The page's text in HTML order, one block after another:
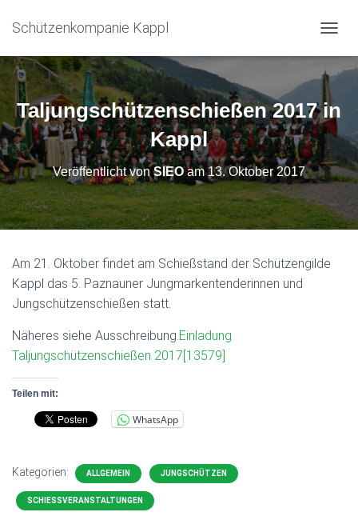
Schützenkompanie Kappl
A
G
A
T
I
O
N
M
S
A
Taljungschützenschießen 2017 in
Kappl
Veröffentlicht vonSIEOam13. Oktober 2017
Am 21. Oktober findet am Schießstand der Schützengilde
Kappl das 5. Paznauner Jungmarkentenderinnen und
Jungschützenschießen statt.
Näheres siehe Ausschreibung.Einladung
Taljungschützenschießen 2017[13579]
Teilen mit:
WhatsApp
Kategorien: ALLGEMEIN JUNGSCHÜTZEN
SCHIESSVERANSTALTUNGEN